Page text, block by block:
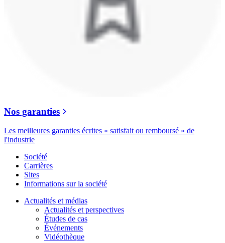
Nos garanties
Les meilleures garanties écrites « satisfait ou remboursé » de
l'industrie
Société
Carrières
Sites
Informations sur la société
Actualités et médias
Actualités et perspectives
Études de cas
Événements
Vidéothèque